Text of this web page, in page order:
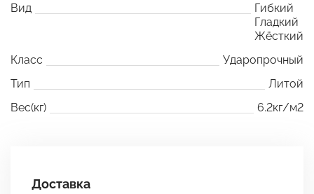
Вид
Гибкий
Гладкий
Жёсткий
Класс
Ударопрочный
Тип
Литой
Вес(кг)
6.2кг/м2
Доставка